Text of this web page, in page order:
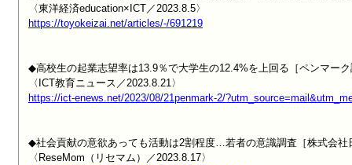
https://toyokeizai.net/articles/-/691219
◆高校生の起業志望率は13.9％で大学生の12.4%を上回る［ペンマー
https://ict-enews.net/2023/08/21penmark-2/
◆社会貢献の意欲あっても活動は2割程度…若者の意識調査［株式会社